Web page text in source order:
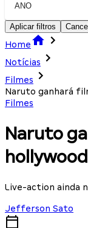
ANO
Aplicar filtros
Home
Notícias
Filmes
Naruto ganhará
Filmes
Naruto
Live-action ainda
Jefferson Sato